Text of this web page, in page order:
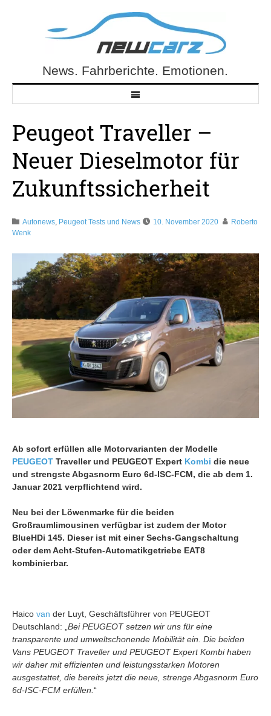
NewCarz.deNews. Fahrberichte. Emotionen.
Peugeot Traveller –
Neuer Dieselmotor für
Zukunftssicherheit
Autonews, Peugeot Tests und News 10. November 2020
Roberto
Wenk
Ab sofort erfüllen alle Motorvarianten der Modelle
PEUGEOT Traveller und PEUGEOT Expert Kombi die neue
und strengste Abgasnorm Euro 6d-ISC-FCM, die ab dem 1.
Januar 2021 verpflichtend wird.
Neu bei der Löwenmarke für die beiden
Großraumlimousinen verfügbar ist zudem der Motor
BlueHDi 145. Dieser ist mit einer Sechs-Gangschaltung
oder dem Acht-Stufen-Automatikgetriebe EAT8
kombinierbar.
Haico van der Luyt, Geschäftsführer von PEUGEOT
Deutschland: „ Bei PEUGEOT setzen wir uns für eine
transparente und umweltschonende Mobilität ein. Die beiden
Vans PEUGEOT Traveller und PEUGEOT Expert Kombi haben
wir daher mit effizienten und leistungsstarken Motoren
ausgestattet, die bereits jetzt die neue, strenge Abgasnorm Euro
6d-ISC-FCM erfüllen. “